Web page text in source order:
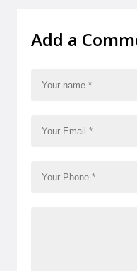
Add a